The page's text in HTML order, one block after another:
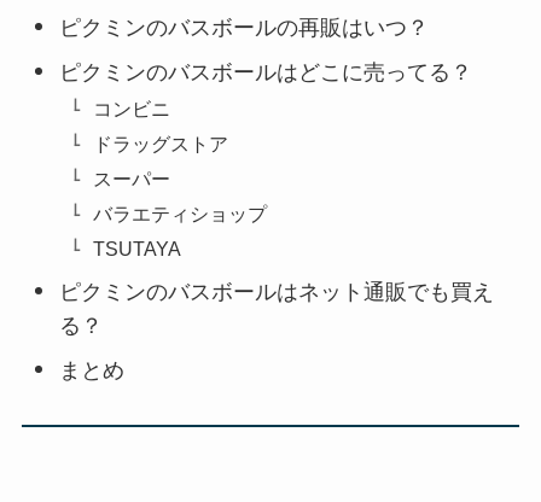
ピクミンのバスボールの再販はいつ？
ピクミンのバスボールはどこに売ってる？
コンビニ
ドラッグストア
スーパー
バラエティショップ
TSUTAYA
ピクミンのバスボールはネット通販でも買え
る？
まとめ